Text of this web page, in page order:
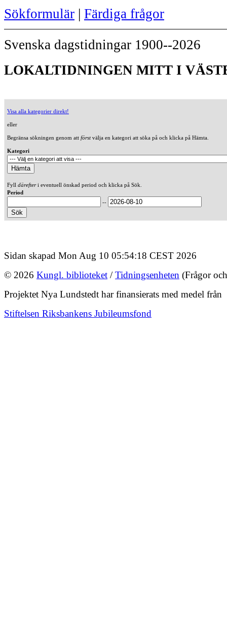
Sökformulär | Färdiga frågor
Svenska dagstidningar 1900--2026
LOKALTIDNINGEN MITT I
Visa alla kategorier direkt!
eller
Begränsa sökningen genom att förstvälja en kategori att söka på och klicka på Hämta.
Kategori
Fyll därefteri eventuell önskad period och klicka på Sök.
Period
--
Sidan skapad Mon Aug 10 05:54:18 CEST 2026
© 2026 Kungl. biblioteket /Tidningsenheten (Frågor
Projektet Nya Lundstedt har finansierats med medel från
Stiftelsen Riksbankens Jubileumsfond